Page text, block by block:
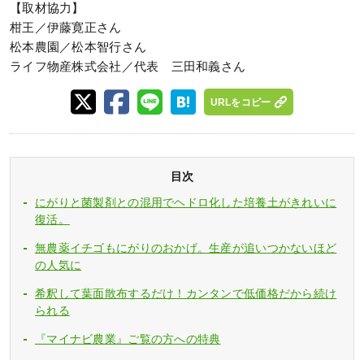
【取材協力】
柑王／伊藤寛正さん
松本農園／松本智行さん
ライフ物産株式会社／代表 三田和義さん
URLをコピー
目次
にがりと菌製剤との混用でヘドロ化した培養土がきれいに
復活。
無農薬イチゴもにがりのおかげ。生産が追いつかないほど
の人気に
希釈して葉面散布するだけ！カンタンで低価格だから続け
られる
『マイナビ農業』ご覧の方への特典